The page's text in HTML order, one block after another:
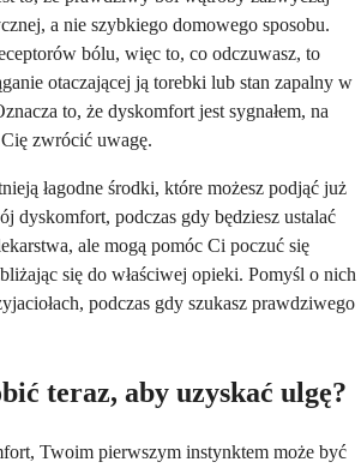
a nie szybkiego domowego sposobu.
bólu, więc to, co odczuwasz, to
otaczającej ją torebki lub stan zapalny w
to, że dyskomfort jest sygnałem, na
zwrócić uwagę.
łagodne środki, które możesz podjąć już
dyskomfort, podczas gdy będziesz ustalać
ale mogą pomóc Ci poczuć się
się do właściwej opieki. Pomyśl o nich
podczas gdy szukasz prawdziwego
teraz, aby uzyskać ulgę?
Twoim pierwszym instynktem może być